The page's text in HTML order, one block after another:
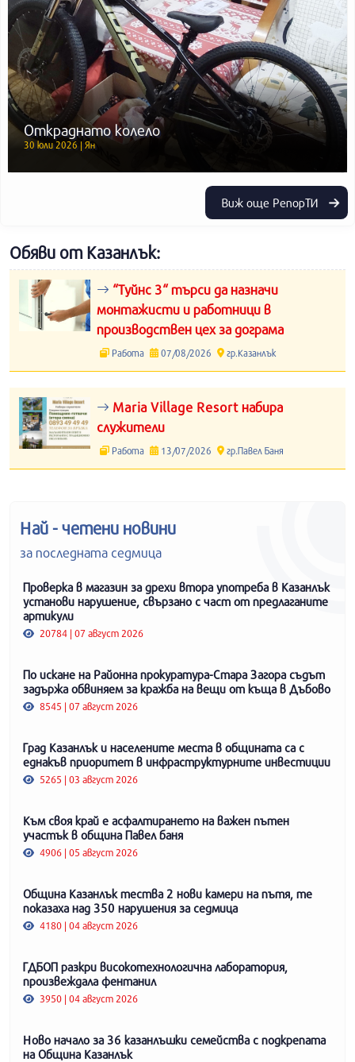
Откраднато колело
30 юли 2026 | Ян
Виж още РепорТИ
Обяви от Казанлък:
“Туйнс 3“ търси да назначи
монтажисти и работници в
производствен цех за дограма
Работа 07/08/2026 гр.Казанлък
Maria Village Resort набира
служители
Работа 13/07/2026 гр.Павел Баня
Най - четени новини
за последната седмица
Проверка в магазин за дрехи втора употреба в Казанлък
установи нарушение, свързано с част от предлаганите
артикули
20784 | 07 август 2026
По искане на Районна прокуратура-Стара Загора съдът
задържа обвиняем за кражба на вещи от къща в Дъбово
8545 | 07 август 2026
Град Казанлък и населените места в общината са с
еднакъв приоритет в инфраструктурните инвестиции
5265 | 03 август 2026
Към своя край е асфалтирането на важен пътен
участък в община Павел баня
4906 | 05 август 2026
Община Казанлък тества 2 нови камери на пътя, те
показаха над 350 нарушения за седмица
4180 | 04 август 2026
ГДБОП разкри високотехнологична лаборатория,
произвеждала фентанил
3950 | 04 август 2026
Ново начало за 36 казанлъшки семейства с подкрепата
на Община Казанлък